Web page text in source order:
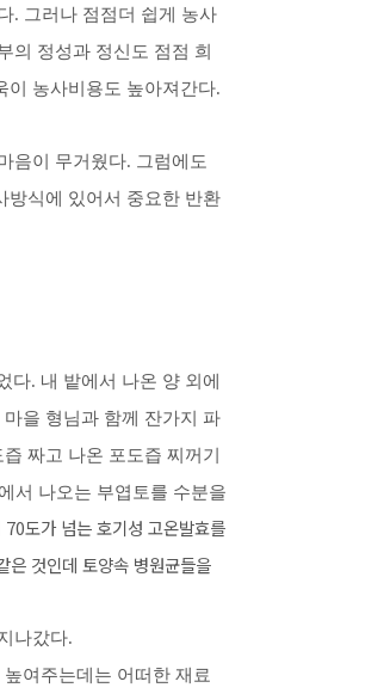
. 그러나 점점더 쉽게 농사
의 정성과 정신도 점점 희
이 농사비용도 높아져간다.
음이 무거웠다. 그럼에도
방식에 있어서 중요한 반환
다. 내 밭에서 나온 양 외에
을 형님과 함께 잔가지 파
짜고 나온 포도즙 찌꺼기
서 나오는 부엽토를 수분을
도가 넘는 호기성 고온발효를
은 것인데 토양속 병원균들을
나갔다.
여주는데는 어떠한 재료